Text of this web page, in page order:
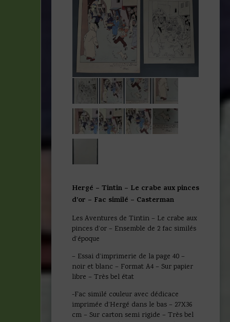
Hergé – Tintin – Le crabe aux pinces
d’or – Fac similé – Casterman
Les Aventures de Tintin – Le crabe aux
pinces d’or – Ensemble de 2 fac similés
d’époque
– Essai d’imprimerie de la page 40 –
noir et blanc – Format A4 – Sur papier
libre – Très bel état
-Fac similé couleur avec dédicace
imprimée d’Hergé dans le bas – 27X36
cm – Sur carton semi rigide – Très bel